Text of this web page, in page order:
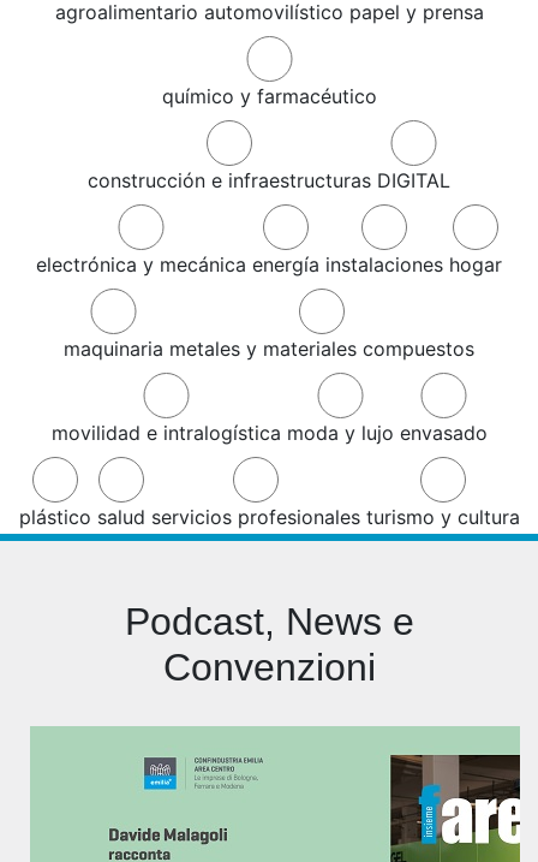
agroalimentario automovilístico papel y prensa
químico y farmacéutico
construcción e infraestructuras DIGITAL
electrónica y mecánica energía instalaciones hogar
maquinaria metales y materiales compuestos
movilidad e intralogística moda y lujo envasado
plástico salud servicios profesionales turismo y cultura
Podcast, News e
Convenzioni